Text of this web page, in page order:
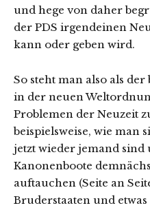
und hege von daher
der PDS irgendeinen
kann oder geben wird.
So steht man also als
in der neuen
Problemen der Neuzeit
beispielsweise, wie man
jetzt wieder jemand sind
Kanonenboote
auftauchen (Seite an
Bruderstaaten und